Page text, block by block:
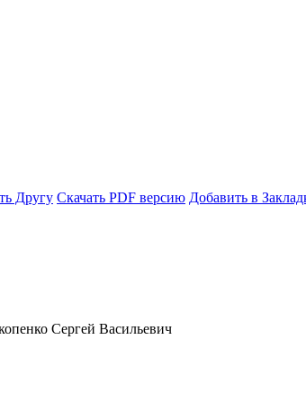
Другу Скачать PDF версию Добавить в
Сергей Васильевич